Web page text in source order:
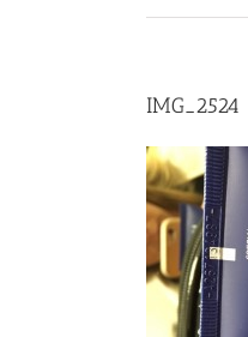
IMG_2524